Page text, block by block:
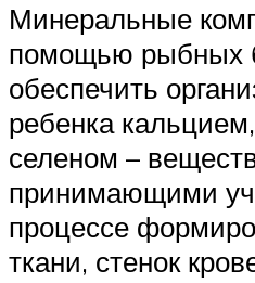
Минеральные
помощью рыбных
обеспечить
ребенка
селеном –
принимающими
процессе
ткани, стенок